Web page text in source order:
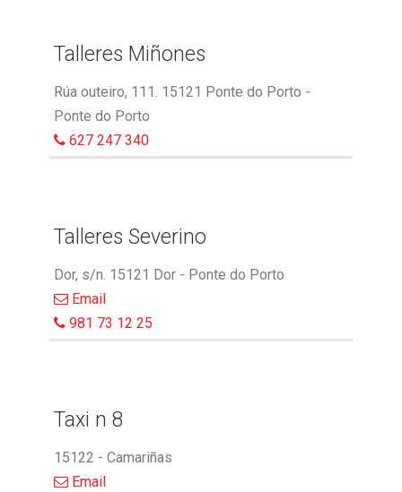
Talleres Miñones
Rúa outeiro, 111. 15121 Ponte do Porto -
Ponte do Porto
627 247 340
Talleres Severino
Dor, s/n. 15121 Dor - Ponte do Porto
Email
981 73 12 25
Taxi n 8
15122 - Camariñas
Email